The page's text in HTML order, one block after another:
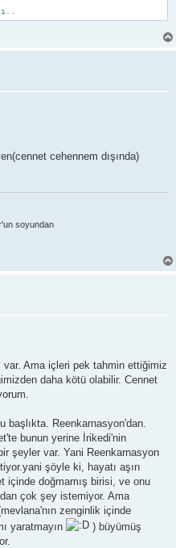
cehennem dışında)
soyundan
var. Ama içleri pek tahmin ettiğimiz
daha kötü olabilir. Cennet
başlıkta. Reenkarnasyon'dan.
bunun yerine İrikedi'nin
şeyler var. Yani Reenkarnasyon
şöyle ki, hayatı aşırı
içinde doğmamış birisi, ve onu
çok şey istemiyor. Ama
zenginlik içinde
yaratmayın
) büyümüş